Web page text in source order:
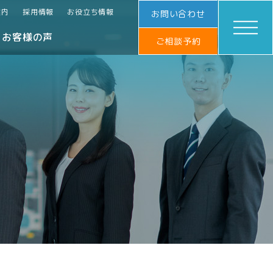
採用情報 お役立ち情報
お客様の声
お問い合わせ
ご相談予約